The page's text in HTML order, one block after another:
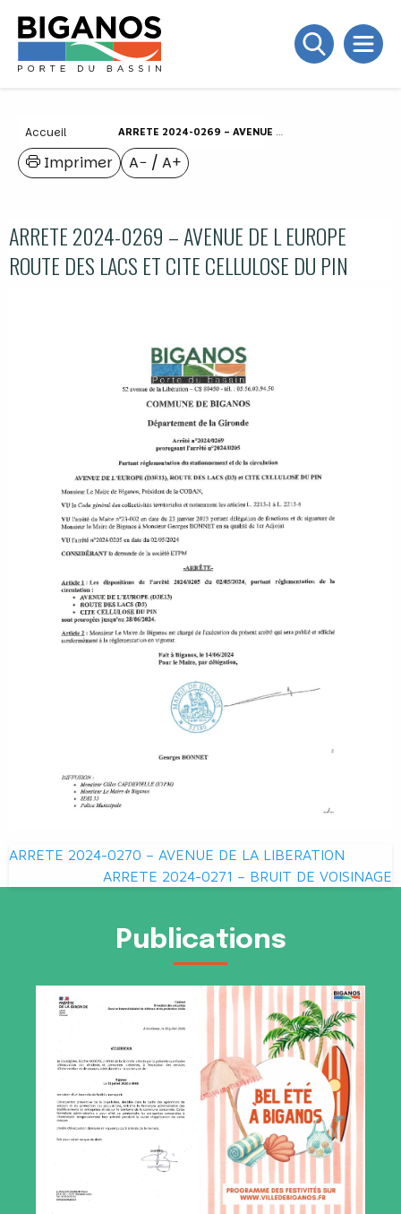
Accueil ARRETE 2024-0269 – AVENUE DE L EUROPE ROUTE DES LACS ET CITE CELLULOSE DU PIN
A− / A+
Imprimer
ARRETE 2024-0269 – AVENUE DE L EUROPE
ROUTE DES LACS ET CITE CELLULOSE DU PIN
Navigation
de
ARRETE 2024-0270 – AVENUE DE LA LIBERATION
ARRETE 2024-0271 – BRUIT DE VOISINAGE
Publications